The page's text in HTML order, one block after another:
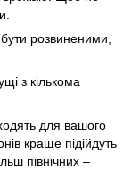
розвиненими,
з кількома
для вашого
краще підійдуть
північних –